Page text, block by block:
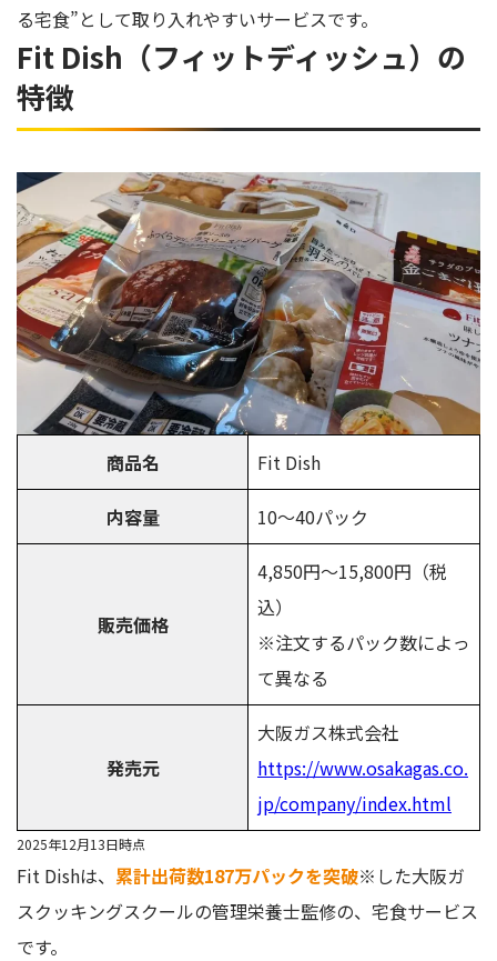
る宅食”として取り入れやすいサービスです。
Fit Dish（フィットディッシュ）の
特徴
商品名 Fit Dish
内容量 10～40パック
販売価格
4,850円～15,800円（税
込）
※注文するパック数によっ
て異なる
発売元
大阪ガス株式会社
https://www.osakagas.co.
jp/company/index.html
2025年12月13日時点
Fit Dishは、 累計出荷数187万パックを突破※した大阪ガ
スクッキングスクールの管理栄養士監修の、宅食サービス
です。